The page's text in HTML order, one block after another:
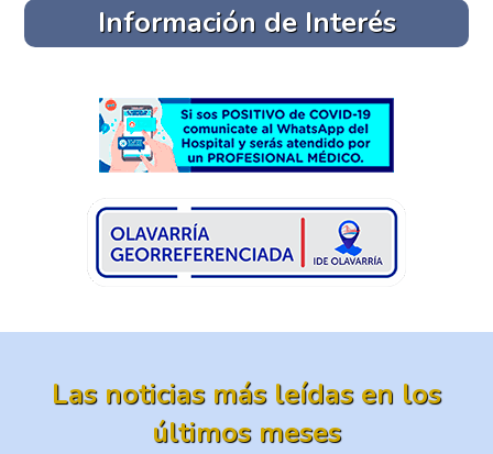
Información de Interés
Las noticias más leídas en los
últimos meses